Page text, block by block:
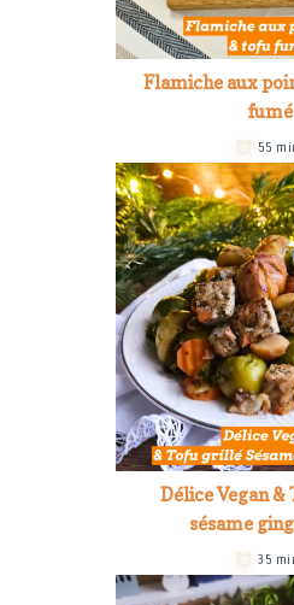
Flamiche aux
fumé
55
Délice Vegan
sésame
35